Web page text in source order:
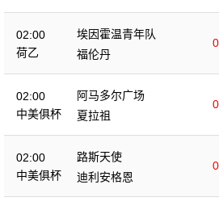
02:00
荷乙
埃因霍温青年队
福伦丹
02:00
中美俱杯
阿马多尔广场
夏拉祖
02:00
中美俱杯
路斯天使
迪利安格恩